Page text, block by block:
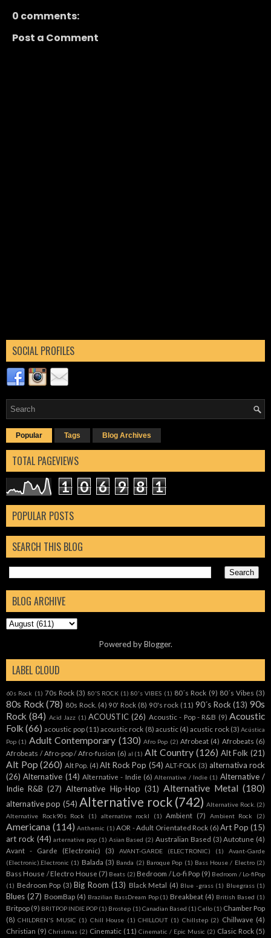
0 comments:
Post a Comment
SOCIAL PROFILES
Popular Tags Blog Archives
TOTAL PAGEVIEWS
1 0 6 9 8 1
POPULAR POSTS
SEARCH THIS BLOG
BLOG ARCHIVE
Powered byBlogger.
LABEL CLOUD
60s Rock (1) 70s Rock (3) 80'S ROCK (1) 80's VIBES (1) 80´s Rock (9) 80´s Vibes (3)
80s Rock (78) 80s Rock. (4) 90' Rock (8) 90's rock (11) 90´s Rock (13) 90s
Rock (84) Acid Jazz (1) ACOUSTIC (26) Acoustic - Pop - R&B (9) Acoustic
Folk (66) acoustic pop (11) acoustic rock (8) acustic (4) acustic rock (3) Acústica
Pop (1) Adult Contemporary (130) Afro Pop (2) Afrobeat (4) Afrobeats (6)
Afrobeats / Afro-pop / Afro-fusion (6) al (1) Alt Country (126) Alt Folk (21)
Alt Pop (260) Alt Pop. (4) Alt Rock Pop (54) ALT-FOLK (3) alternativa rock
(26) Alternative (14) Alternative - Indie (6) Alternative / Indie (1) Alternative /
Indie R&B (27) Alternative Hip-Hop (31) Alternative Metal (180)
alternative pop (54) Alternative rock (742) Alternative Rock. (2)
Alternative Rock90s Rock
(1) alternative rockl (1) Ambient (7) Ambient Rock (2)
Americana (114) Anthemic (1) AOR - Adult Orientated Rock (6) Art Pop (15)
art rock (44) arternative pop (1) Asian Based (2) Australian Based (3) Autotune (4)
Avant - Garde (Electronic)
(3) AVANT-GARDE (ELECTRONIC) (1)
Avant-Garde
(Electronic).Electronic (1) Balada (3) Banda (2) Baroque Pop (1) Bass House / Electro (2)
Bass House / Electro House (7) Beats (2) Bedroom / Lo-fi Pop (9) Bedroom / Lo-fiPop
(1) Bedroom Pop (3) Big Room (13) Black Metal (4) Blue -grass (1) Bluegrass (1)
Blues (27) BoomBap (4) Brazilian BassDream Pop (1) Breakbeat (4) British Based (1)
Britpop (9) BRITPOP INDIE POP (1) Brostep (1) Canadian Based (1) Cello (1) Chamber Pop
(8) CHILDREN'S MUSIC (1) Chill House (1) CHILLOUT (1) Chillstep (2) Chillwave (4)
Christian (9) Christmas (2) Cinematic (11) Cinematic / Epic Music (2) Clasic Rock (5)